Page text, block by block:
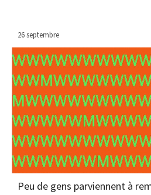
26 septembre
Peu de gens parviennent à